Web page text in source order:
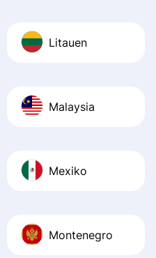
Litauen
Malaysia
Mexiko
Montenegro